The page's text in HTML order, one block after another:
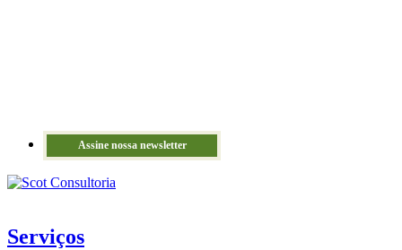
Assine nossa newsletter
Serviços